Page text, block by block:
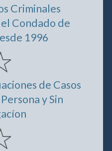
Criminales
Condado de
1996
de Casos
y Sin